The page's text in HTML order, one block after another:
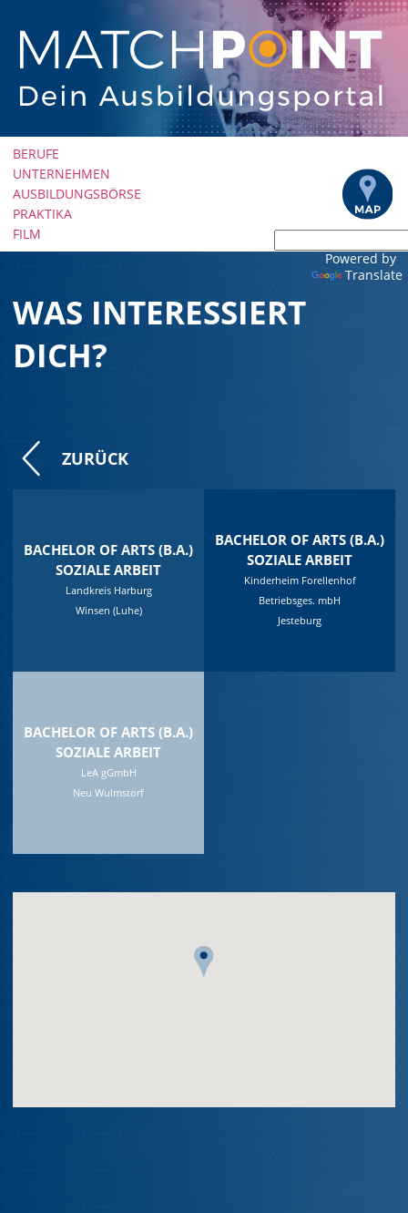
überspringen
BERUFE
UNTERNEHMEN
AUSBILDUNGSBÖRSE
PRAKTIKA
FILM
Powered by
Translate
WAS INTERESSIERT
DICH?
ZURÜCK
BACHELOR OF ARTS (B.A.)
SOZIALE ARBEIT
Landkreis Harburg
Winsen (Luhe)
BACHELOR OF ARTS (B.A.)
SOZIALE ARBEIT
Kinderheim Forellenhof
Betriebsges. mbH
Jesteburg
BACHELOR OF ARTS (B.A.)
SOZIALE ARBEIT
LeA gGmbH
Neu Wulmstorf